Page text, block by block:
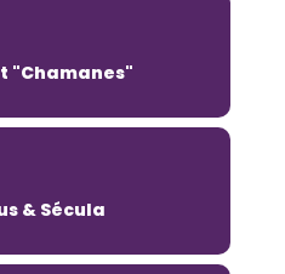
"Chamanes"
& Sécula